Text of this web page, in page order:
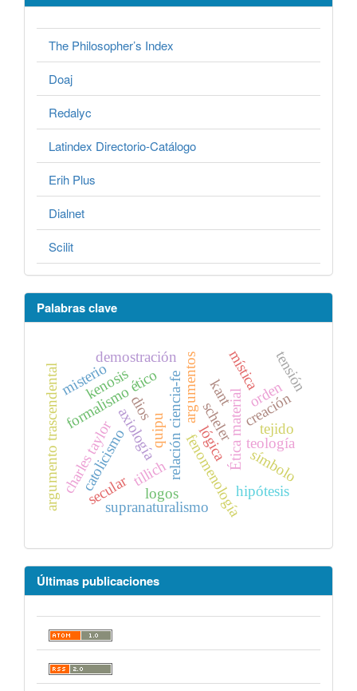
The Philosopher’s Index
Doaj
Redalyc
Latindex Directorio-Catálogo
Erih Plus
Dialnet
Scilit
Palabras clave
scheler
fenomenología
axiología
formalismo ético Ética materialcreación
relación ciencia-fe
kenosis
teología
argumentos kant
tillich
charles taylor
catolicismo
argumento trascendental secular
dios
misterio
símbolo
supranaturalismo
logos
orden
mística
hipótesis
lógica
demostración
tejido
quipu
tensión
Últimas publicaciones